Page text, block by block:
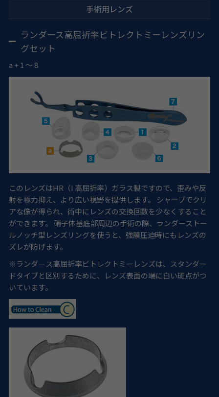
手術用レンズ
ランダース高屈折率ビトレクトミーレンズリン
グセット
a+ 1 ～ 8
このレンズはHR（I 高屈折率）ガラス製ですので、歪みや反
射を極力抑え、より広い視野を提供します。 シャープでクリ
アな像が得られ、術中にレンズの交換回数を少なくすること
ができます。 硝子体基底部周辺の手術の際、ランダーストー
ルノッチ型レンズリングを使うと、強膜圧迫時にもレンズの
ズレが防げます。
※ランダ－ス高屈折率ビトレクトミーレンズは、スタンダー
ドタイプと区別するために、レンズ表面の端に白い斑点がつ
いています。